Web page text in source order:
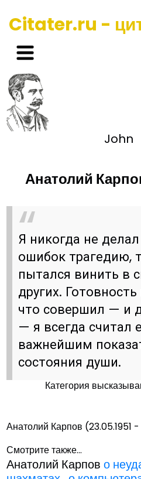
Citater.ru -
John
Анатолий
Я никогда не
ошибок трагедию,
пытался винить в
других.
что совершил — и
— я всегда считал
важнейшим
состояния души.
Категория
Анатолий Карпов (23.05.1951
Смотрите также...
Анатолий Карпово